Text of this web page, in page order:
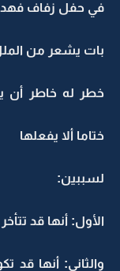
في حفل زفاف
بات يشعر من
خطر له خاطر أن
ختاما ألا يفعلها
لسببين:
الأول: أنها قد
والثاني: أنها قد